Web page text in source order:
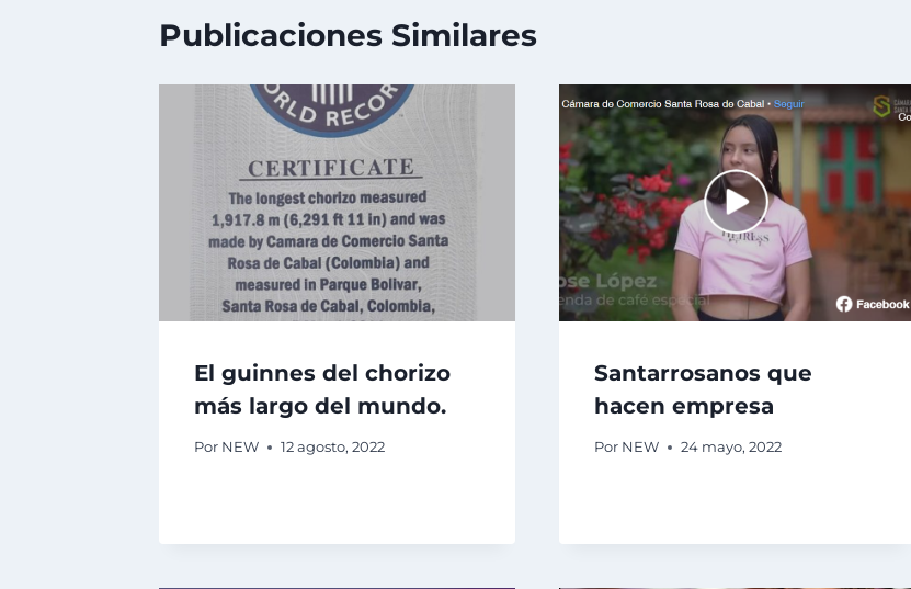
Publicaciones Similares
El guinnes del chorizo
más largo del mundo.
Por NEW 12 agosto, 2022
Santarrosanos que
hacen empresa
Por NEW 24 mayo, 2022